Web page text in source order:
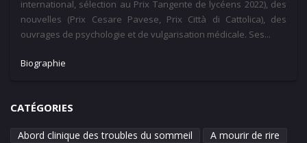
international, sélection au Prix Tangente de lycéens 2022), des
nouvelles (Prix Cesare Pavese, Prix Città di Cattolica), des
ouvrages de psychologie et de vulgarisation médicale. Ses...
Biographie
CATÉGORIES
Abord clinique des troubles du sommeil
A mourir de rire